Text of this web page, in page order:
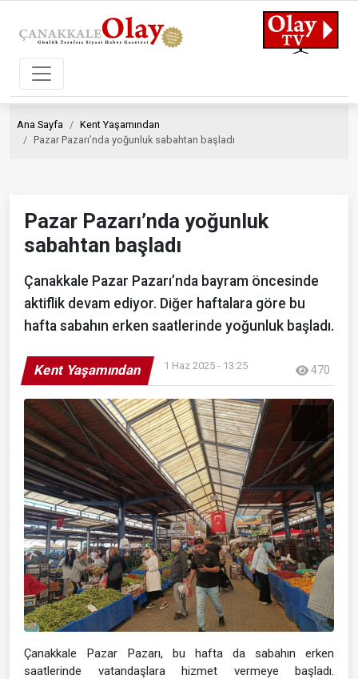
Ana Sayfa
Kent Yaşamından
Pazar Pazarı’nda yoğunluk sabahtan başladı
Pazar Pazarı’nda yoğunluk
sabahtan başladı
Çanakkale Pazar Pazarı’nda bayram öncesinde
aktiflik devam ediyor. Diğer haftalara göre bu
hafta sabahın erken saatlerinde yoğunluk başladı.
Kent Yaşamından 1 Haz 2025 - 13:25 470
Çanakkale Pazar Pazarı, bu hafta da sabahın erken
saatlerinde vatandaşlara hizmet vermeye başladı.